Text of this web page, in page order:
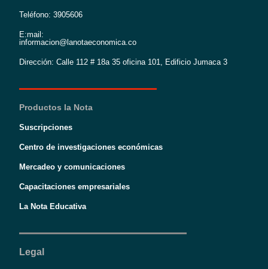
Teléfono: 3905606
E:mail:
informacion@lanotaeconomica.co
Dirección: Calle 112 # 18a 35 oficina 101, Edificio Jumaca 3
Productos la Nota
Suscripciones
Centro de investigaciones económicas
Mercadeo y comunicaciones
Capacitaciones empresariales
La Nota Educativa
Legal